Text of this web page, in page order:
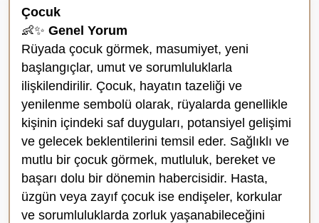
Çocuk
👶✨ Genel Yorum
Rüyada çocuk görmek, masumiyet, yeni
başlangıçlar, umut ve sorumluluklarla
ilişkilendirilir. Çocuk, hayatın tazeliği ve
yenilenme sembolü olarak, rüyalarda genellikle
kişinin içindeki saf duyguları, potansiyel gelişimi
ve gelecek beklentilerini temsil eder. Sağlıklı ve
mutlu bir çocuk görmek, mutluluk, bereket ve
başarı dolu bir dönemin habercisidir. Hasta,
üzgün veya zayıf çocuk ise endişeler, korkular
ve sorumluluklarda zorluk yaşanabileceğini